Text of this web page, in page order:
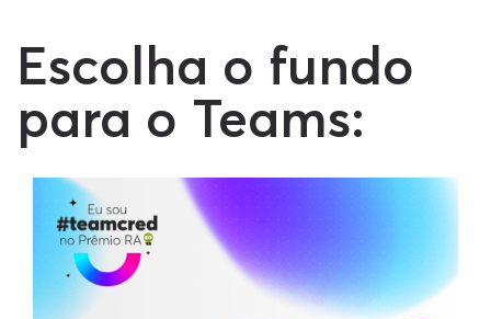
Escolha o fundo
para o Teams: